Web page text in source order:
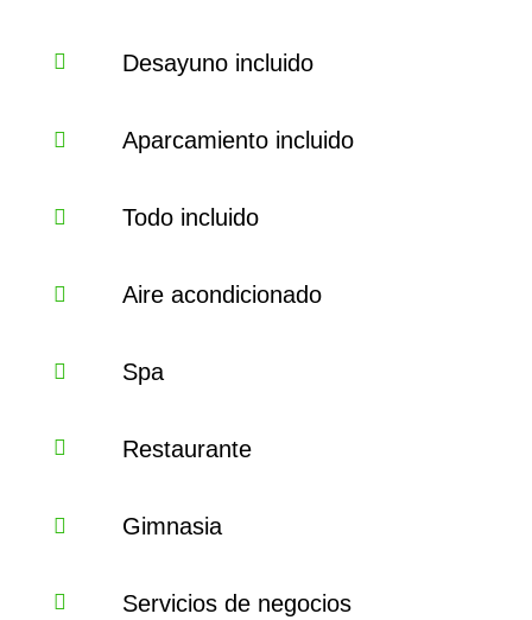
Desayuno incluido
Aparcamiento incluido
Todo incluido
Aire acondicionado
Spa
Restaurante
Gimnasia
Servicios de negocios